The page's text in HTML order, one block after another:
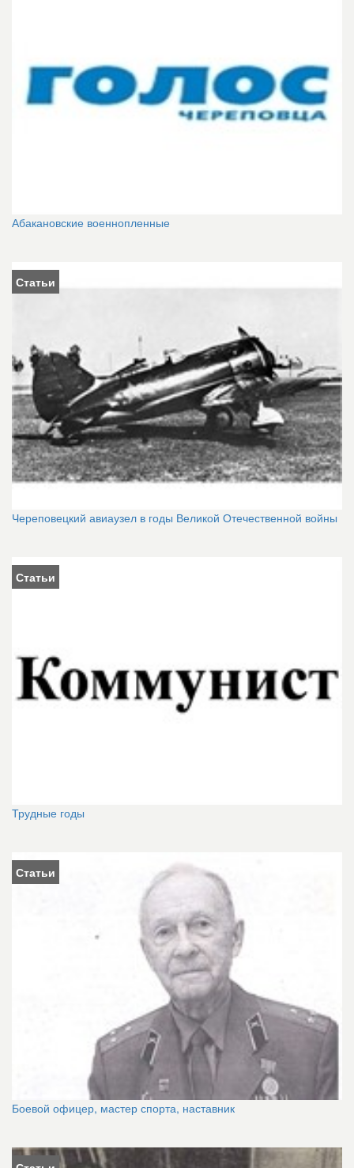
Абакановские военнопленные
Статьи
Череповецкий авиаузел в годы Великой Отечественной войны
Статьи
Трудные годы
Статьи
Боевой офицер, мастер спорта, наставник